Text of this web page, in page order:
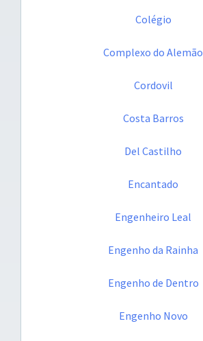
Colégio
Complexo do Alemão
Cordovil
Costa Barros
Del Castilho
Encantado
Engenheiro Leal
Engenho da Rainha
Engenho de Dentro
Engenho Novo